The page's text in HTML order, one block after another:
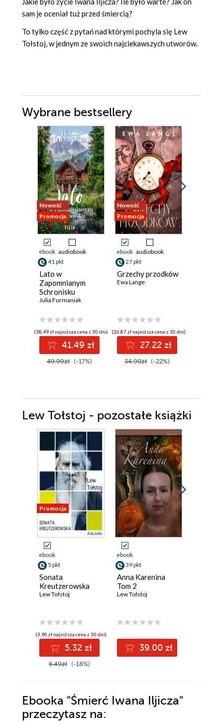
sam je oceniał tuż przed śmiercią?
To tylko część z pytań nad którymi pochyla się Lew
Tołstoj, w jednym ze swoich najciekawszych utworów.
Wybrane bestsellery
Nowość
Promocja
ebook audiobook
41 pkt
Lato w
Zapomnianym
Schronisku
Julia Furmaniak
(38,49 zł najniższa cena z 30 dni)
41.49 zł
49.99zł (-17%)
Nowość
Promocja
ebook audiobook
27 pkt
Grzechy przodków
Ewa Lange
(26,87 zł najniższa cena z 30 dni)
27.22 zł
34.90zł (-22%)
Lew Tołstoj - pozostałe książki
Promocja
ebook
5 pkt
Sonata
Kreutzerowska
Lew Tołstoj
(3,90 zł najniższa cena z 30 dni)
5.32 zł
6.49zł (-18%)
ebook
39 pkt
Anna Karenina
Tom 2
Lew Tołstoj
39.00 zł
Ebooka "Śmierć Iwana Iljicza"
przeczytasz na: